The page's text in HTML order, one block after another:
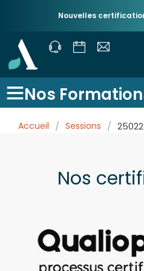
Nouvelles
Nos
Accueil / Sessions /
Nos